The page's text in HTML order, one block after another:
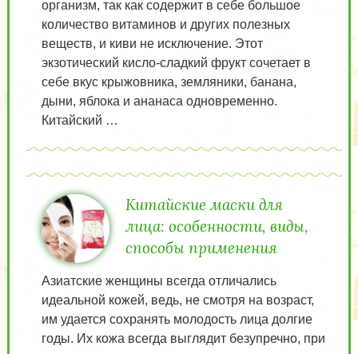
организм, так как содержит в себе большое
количество витаминов и других полезных
веществ, и киви не исключение. Этот
экзотический кисло-сладкий фрукт сочетает в
себе вкус крыжовника, земляники, банана,
дыни, яблока и ананаса одновременно.
Китайский …
Китайские маски для
лица: особенности, виды,
способы применения
Азиатские женщины всегда отличались
идеальной кожей, ведь, не смотря на возраст,
им удается сохранять молодость лица долгие
годы. Их кожа всегда выглядит безупречно, при